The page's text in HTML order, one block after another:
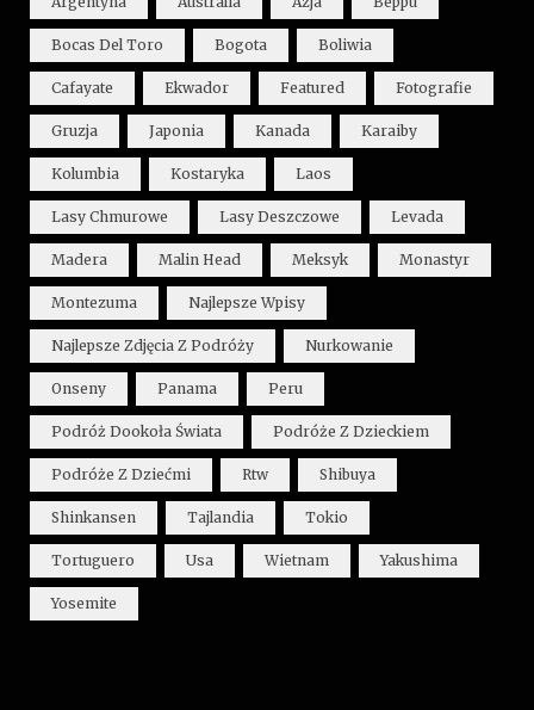
Bocas Del Toro Bogota Boliwia
Cafayate Ekwador Featured Fotografie
Gruzja Japonia Kanada Karaiby
Kolumbia Kostaryka Laos
Lasy Chmurowe Lasy Deszczowe Levada
Madera Malin Head Meksyk Monastyr
Montezuma Najlepsze Wpisy
Najlepsze Zdjęcia Z Podróży Nurkowanie
Onseny Panama Peru
Podróż Dookoła Świata Podróże Z Dzieckiem
Podróże Z Dziećmi Rtw Shibuya
Shinkansen Tajlandia Tokio
Tortuguero Usa Wietnam Yakushima
Yosemite